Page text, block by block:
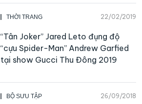
THỜI TRANG 22/02/2019
“Tân Joker” Jared Leto đụng độ
“cựu Spider-Man” Andrew Garfied
tại show Gucci Thu Đông 2019
BỘ SƯU TẬP 26/09/2018